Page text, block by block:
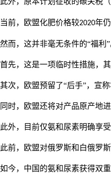
当前，欧盟化肥价格较2020年
然而，这并非毫无条件的“福利”
首先，这是一项临时性措施，
其次，欧盟预留了“后手”，宣
同时，欧盟还将对产品原产地
此外，目前仅氨和尿素明确享
此前，欧盟对俄罗斯和白俄罗
如今，中国的氨和尿素获得双